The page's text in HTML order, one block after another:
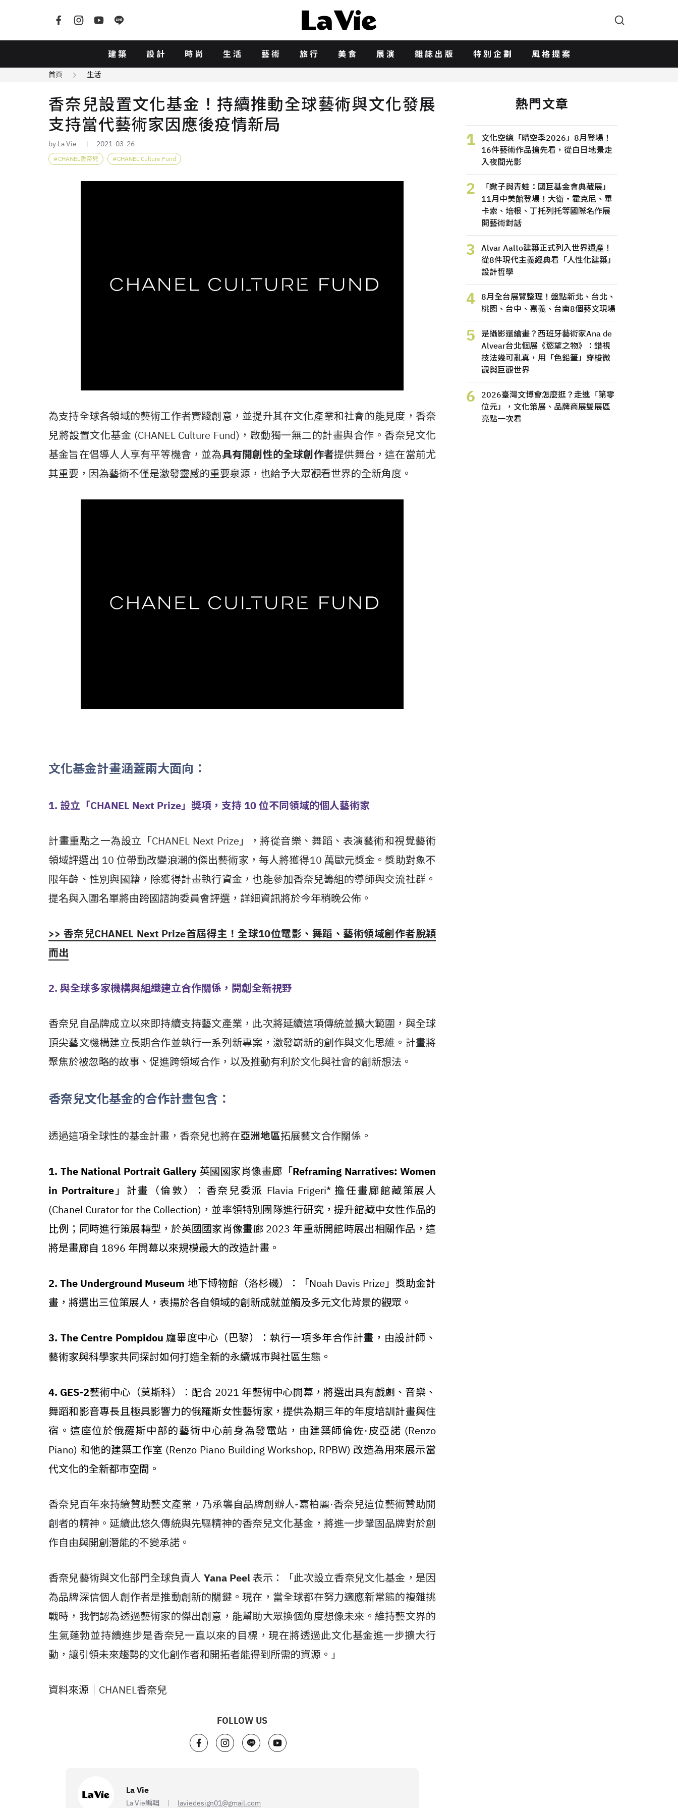
建築 設計 時尚 生活 藝術 旅行 美食 展演 雜誌出版 特別企劃 風格提案
首頁 生活
香奈兒設置文化基金！持續推動全球藝術與文化發展
支持當代藝術家因應後疫情新局
by La Vie 2021-03-26
CHANEL香奈兒 CHANEL Culture Fund
為支持全球各領域的藝術工作者實踐創意，並提升其在文化產業和社會的能見度，香奈
兒將設置文化基金 (CHANEL Culture Fund)，啟動獨一無二的計畫與合作。香奈兒文化
基金旨在倡導人人享有平等機會，並為具有開創性的全球創作者提供舞台，這在當前尤
其重要，因為藝術不僅是激發靈感的重要泉源，也給予大眾觀看世界的全新角度。
文化基金計畫涵蓋兩大面向：
1. 設立「CHANEL Next Prize」獎項，支持 10 位不同領域的個人藝術家
計畫重點之一為設立「CHANEL Next Prize」，將從音樂、舞蹈、表演藝術和視覺藝術
領域評選出 10 位帶動改變浪潮的傑出藝術家，每人將獲得10 萬歐元獎金。獎助對象不
限年齡、性別與國籍，除獲得計畫執行資金，也能參加香奈兒籌組的導師與交流社群。
提名與入圍名單將由跨國諮詢委員會評選，詳細資訊將於今年稍晚公佈。
>> 香奈兒CHANEL Next Prize首屆得主！全球10位電影、舞蹈、藝術領域創作者脫穎
而出
2. 與全球多家機構與組織建立合作關係，開創全新視野
香奈兒自品牌成立以來即持續支持藝文產業，此次將延續這項傳統並擴大範圍，與全球
頂尖藝文機構建立長期合作並執行一系列新專案，激發嶄新的創作與文化思維。計畫將
聚焦於被忽略的故事、促進跨領域合作，以及推動有利於文化與社會的創新想法。
香奈兒文化基金的合作計畫包含：
透過這項全球性的基金計畫，香奈兒也將在亞洲地區拓展藝文合作關係。
1. The National Portrait Gallery 英國國家肖像畫廊「Reframing Narratives: Women
in Portraiture」計畫（倫敦）：香奈兒委派 Flavia Frigeri* 擔任畫廊館藏策展人
(Chanel Curator for the Collection)，並率領特別團隊進行研究，提升館藏中女性作品的
比例；同時進行策展轉型，於英國國家肖像畫廊 2023 年重新開館時展出相關作品，這
將是畫廊自 1896 年開幕以來規模最大的改造計畫。
2. The Underground Museum 地下博物館（洛杉磯）：「Noah Davis Prize」獎助金計
畫，將選出三位策展人，表揚於各自領域的創新成就並觸及多元文化背景的觀眾。
3. The Centre Pompidou 龐畢度中心（巴黎）：執行一項多年合作計畫，由設計師、
藝術家與科學家共同探討如何打造全新的永續城市與社區生態。
4. GES-2藝術中心（莫斯科）：配合 2021 年藝術中心開幕，將選出具有戲劇、音樂、
舞蹈和影音專長且極具影響力的俄羅斯女性藝術家，提供為期三年的年度培訓計畫與住
宿。這座位於俄羅斯中部的藝術中心前身為發電站，由建築師倫佐·皮亞諾 (Renzo
Piano) 和他的建築工作室 (Renzo Piano Building Workshop, RPBW) 改造為用來展示當
代文化的全新都市空間。
香奈兒百年來持續贊助藝文產業，乃承襲自品牌創辦人-嘉柏麗·香奈兒這位藝術贊助開
創者的精神。延續此悠久傳統與先驅精神的香奈兒文化基金，將進一步鞏固品牌對於創
作自由與開創潛能的不變承諾。
香奈兒藝術與文化部門全球負責人 Yana Peel表示：「此次設立香奈兒文化基金，是因
為品牌深信個人創作者是推動創新的關鍵。現在，當全球都在努力適應新常態的複雜挑
戰時，我們認為透過藝術家的傑出創意，能幫助大眾換個角度想像未來。維持藝文界的
生氣蓬勃並持續進步是香奈兒一直以來的目標，現在將透過此文化基金進一步擴大行
動，讓引領未來趨勢的文化創作者和開拓者能得到所需的資源。」
資料來源｜CHANEL香奈兒
FOLLOW US
La Vie
La Vie編輯 laviedesign01@gmail.com
熱門文章
1
文化空總「晴空季2026」8月登場！
16件藝術作品搶先看，從白日地景走
入夜間光影
2
「蠍子與青蛙：國巨基金會典藏展」
11月中美館登場！大衛・霍克尼、畢
卡索、培根、丁托列托等國際名作展
開藝術對話
3
Alvar Aalto建築正式列入世界遺產！
從8件現代主義經典看「人性化建築」
設計哲學
4
8月全台展覽整理！盤點新北、台北、
桃園、台中、嘉義、台南8個藝文現場
5
是攝影還繪畫？西班牙藝術家Ana de
Alvear台北個展《慾望之物》：錯視
技法幾可亂真，用「色鉛筆」穿梭微
觀與巨觀世界
6
2026臺灣文博會怎麼逛？走進「第零
位元」，文化策展、品牌商展雙展區
亮點一次看